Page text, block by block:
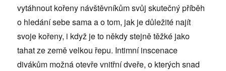
vytáhnout kořeny návštěvníkům svůj skutečný příběh
o hledání sebe sama a o tom, jak je důležité najít
svoje kořeny, i když je to někdy stejně těžké jako
tahat ze země velkou řepu. Intimní inscenace
divákům možná otevře vnitřní dveře, o kterých snad